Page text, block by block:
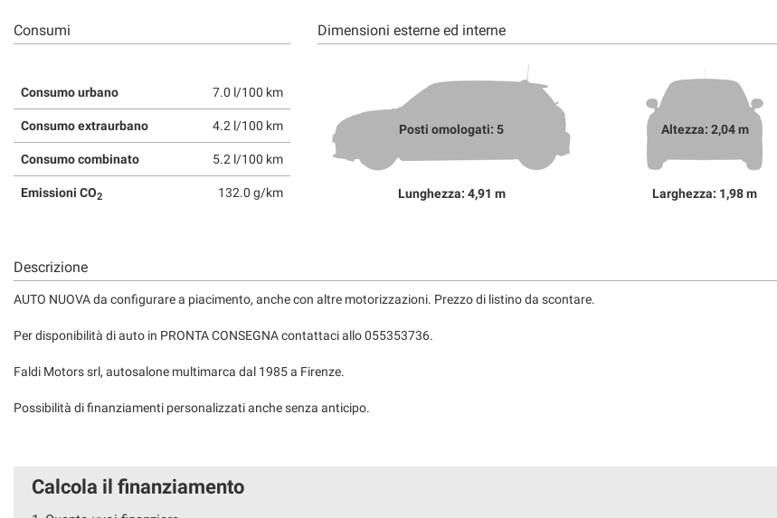
Consumi
Consumo urbano 7.0 l/100 km
Consumo extraurbano 4.2 l/100 km
Consumo combinato 5.2 l/100 km
Emissioni CO2 132.0 g/km
Dimensioni esterne ed interne
Posti omologati: 5
Lunghezza: 4,91 m
Altezza: 2,04 m
Larghezza: 1,98 m
Descrizione
AUTO NUOVA da configurare a piacimento, anche con altre motorizzazioni. Prezzo di listino da scontare.
Per disponibilità di auto in PRONTA CONSEGNA contattaci allo 055353736.
Faldi Motors srl, autosalone multimarca dal 1985 a Firenze.
Possibilità di finanziamenti personalizzati anche senza anticipo.
Calcola il finanziamento
Cookie delle preferenze
Cookie per il miglioramento dell'esperienza utente